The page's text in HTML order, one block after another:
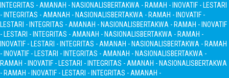
INTEGRITAS - AMANAH - NASIONALISBERTAKWA - RAMAH - INOVATIF - LESTARI
- INTEGRITAS - AMANAH - NASIONALISBERTAKWA - RAMAH - INOVATIF -
LESTARI - INTEGRITAS - AMANAH - NASIONALISBERTAKWA - RAMAH - INOVATIF
- LESTARI - INTEGRITAS - AMANAH - NASIONALISBERTAKWA - RAMAH -
INOVATIF - LESTARI - INTEGRITAS - AMANAH - NASIONALISBERTAKWA - RAMAH
- INOVATIF - LESTARI - INTEGRITAS - AMANAH - NASIONALISBERTAKWA -
RAMAH - INOVATIF - LESTARI - INTEGRITAS - AMANAH - NASIONALISBERTAKWA
- RAMAH - INOVATIF - LESTARI - INTEGRITAS - AMANAH -